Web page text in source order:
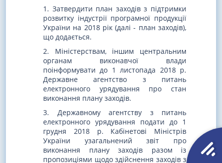
1. Затвердити план заходів з підтримки
розвитку індустрії програмної продукції
України на 2018 рік (далі - план заходів),
що додається.
2. Міністерствам, іншим центральним
органам виконавчої влади
поінформувати до 1 листопада 2018 р.
Державне агентство з питань
електронного урядування про стан
виконання плану заходів.
3. Державному агентству з питань
електронного урядування подати до 1
грудня 2018 р. Кабінетові Міністрів
України узагальнений звіт про
виконання плану заходів разом із
пропозиціями щодо здійснення заходів з